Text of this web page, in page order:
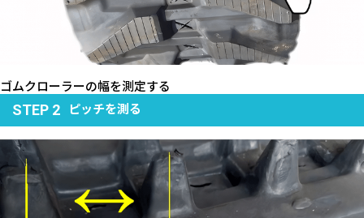
ゴムクローラーの幅を測定する
STEP 2 ピッチを測る